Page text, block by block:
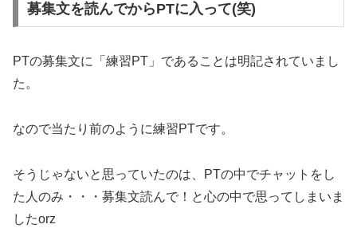
募集文を読んでからPTに入って(笑)
PTの募集文に「練習PT」であることは明記されていまし
た。
なので当たり前のように練習PTです。
そうじゃないと思っていたのは、PTの中でチャットをし
た人のみ・・・募集文読んで！と心の中で思ってしまいま
したorz